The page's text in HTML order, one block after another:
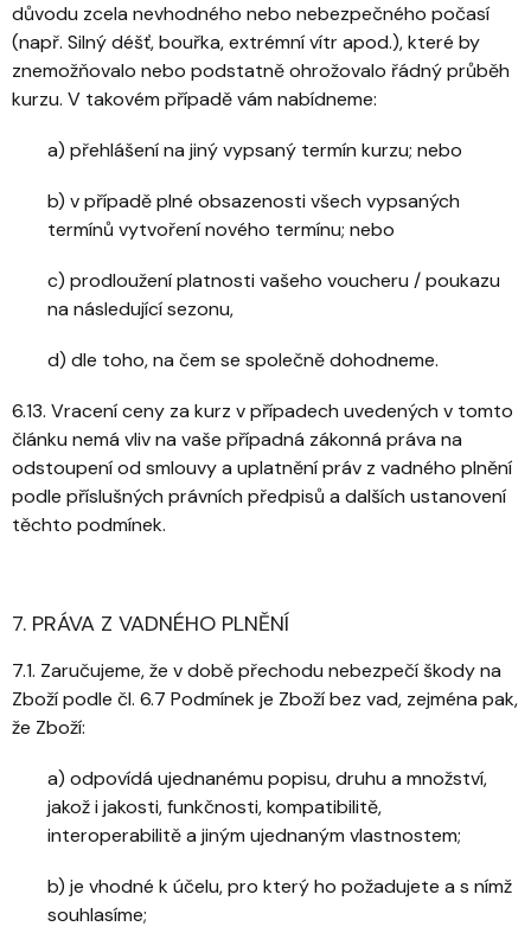
důvodu zcela nevhodného nebo nebezpečného počasí
(např. Silný déšť, bouřka, extrémní vítr apod.), které by
znemožňovalo nebo podstatně ohrožovalo řádný průběh
kurzu. V takovém případě vám nabídneme:
a) přehlášení na jiný vypsaný termín kurzu; nebo
b) v případě plné obsazenosti všech vypsaných
termínů vytvoření nového termínu; nebo
c) prodloužení platnosti vašeho voucheru / poukazu
na následující sezonu,
d) dle toho, na čem se společně dohodneme.
6.13. Vracení ceny za kurz v případech uvedených v tomto
článku nemá vliv na vaše případná zákonná práva na
odstoupení od smlouvy a uplatnění práv z vadného plnění
podle příslušných právních předpisů a dalších ustanovení
těchto podmínek.
7. PRÁVA Z VADNÉHO PLNĚNÍ
7.1. Zaručujeme, že v době přechodu nebezpečí škody na
Zboží podle čl. 6.7 Podmínek je Zboží bez vad, zejména pak,
že Zboží:
a) odpovídá ujednanému popisu, druhu a množství,
jakož i jakosti, funkčnosti, kompatibilitě,
interoperabilitě a jiným ujednaným vlastnostem;
b) je vhodné k účelu, pro který ho požadujete a s nímž
souhlasíme;